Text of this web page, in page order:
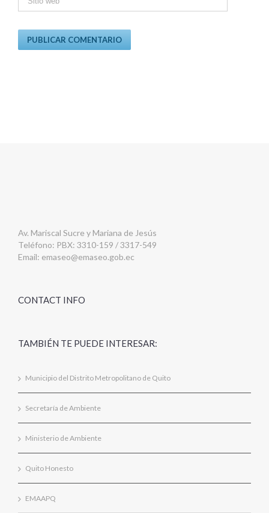
Av. Mariscal Sucre y Mariana de Jesús
Teléfono: PBX: 3310-159 / 3317-549
Email: emaseo@emaseo.gob.ec
CONTACT INFO
TAMBIÉN TE PUEDE INTERESAR:
Municipio del Distrito Metropolitano de Quito
Secretaría de Ambiente
Ministerio de Ambiente
Quito Honesto
EMAAPQ